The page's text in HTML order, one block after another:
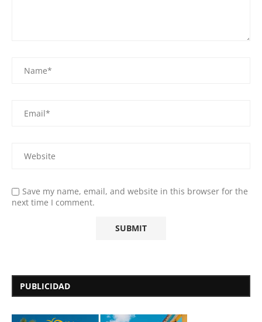
Save my name, email, and website in this browser for the
next time I comment.
PUBLICIDAD